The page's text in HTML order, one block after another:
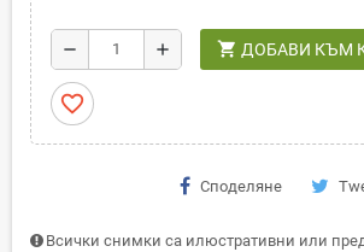
remove add shopping_cart ДОБАВИ КЪМ
favorite_border
Споделяне
Всички снимки са илюстративни или